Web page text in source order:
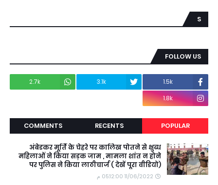
S
FOLLOW US
1.5k
3.1k
2.7k
1.8k
POPULAR
RECENTS
COMMENTS
अंबेडकर मूर्ति के चेहरे पर कालिख पोतने से क्षुब्ध
महिलाओं ने किया सड़क जाम , मामला शांत न होने
पर पुलिस ने किया लाठीचार्ज ( देखें पूरा वीडियो)
11/06/2022 05:12:00 م